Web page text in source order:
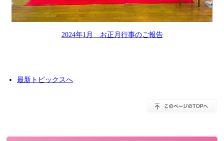
2024年1月 お正月行事のご報告
最新トピックスへ